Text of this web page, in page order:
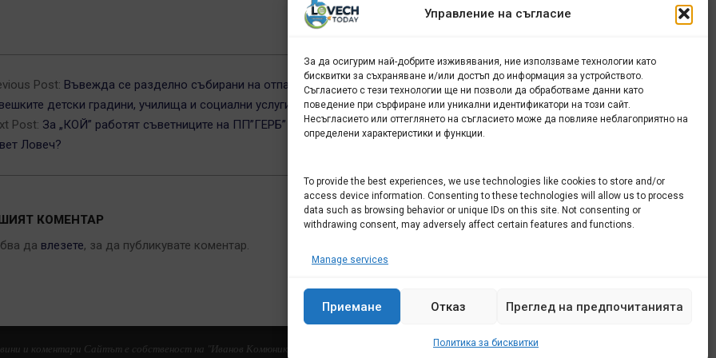
Управление на съгласие
За да осигурим най-добрите изживявания, ние използваме технологии като
бисквитки за съхраняване и/или достъп до информация за устройството.
Съгласието с тези технологии ще ни позволи да обработваме данни като
поведение при сърфиране или уникални идентификатори на този сайт.
Несъгласието или оттеглянето на съгласието може да повлияе неблагоприятно на
определени характеристики и функции.
To provide the best experiences, we use technologies like cookies to store and/or
access device information. Consenting to these technologies will allow us to process
data such as browsing behavior or unique IDs on this site. Not consenting or
withdrawing consent, may adversely affect certain features and functions.
Manage services
Приемане Отказ Преглед на предпочитанията
Политика за бисквитки
Post: Въвежда се разделно събирани на отпадъците в
детски градини, училища и социални услуги
Post: За „КОЙ” работят съветниците на ПП”ГЕРБ” в общински
Ловеч?
КОМЕНТАР
да влезете, за да публикувате коментар.
и коментари Сайтът е собственост на "Иванов Комюникейшънс" ЕООД Всички права запазени